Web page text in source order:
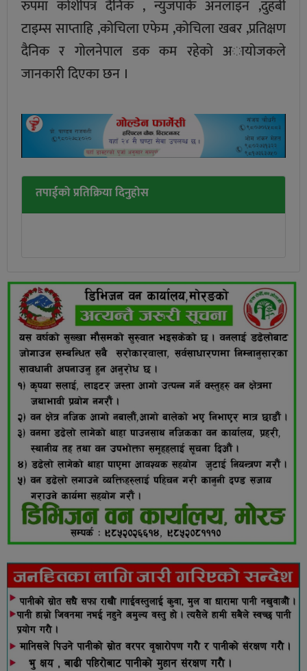
रुपमा कोशीपत्र दैनिक , न्युजपार्क अनलाइन ,दुहबी
टाइम्स साप्ताहि ,कोचिला एफेम ,कोचिला खबर ,प्रतिक्षण
दैनिक र गोलनेपाल डक कम रहेको अायोजकले
जानकारी दिएका छन ।
तपाईको प्रतिक्रिया दिनुहोस